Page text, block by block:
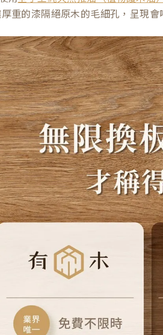
厚重的漆隔絕原木的毛細孔，呈現